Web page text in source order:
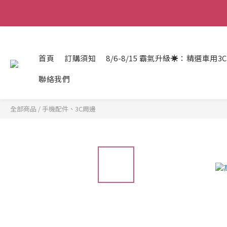
首頁 訂購須知
8/6-8/15 霸氣升級☀️：精選車用
聯絡我們
全部商品 /手機配件、3C周邊